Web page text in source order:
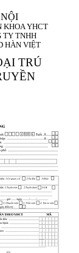
KHOA YHCT
TY TNHH
HÀN VIỆT
TRÚ
1 9 9 5
8
8